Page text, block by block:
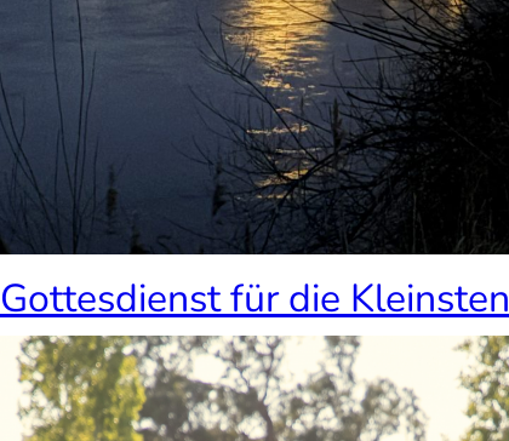
Gottesdienst für die Kleinsten